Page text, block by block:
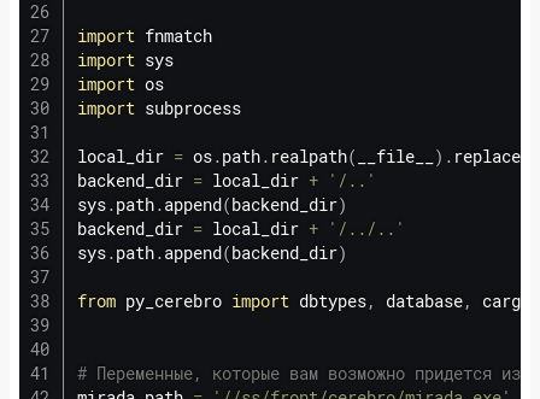
import
import
import
import subprocess
local_dir = os.path. realpath( __file__ ) . replace
backend_dir = local_dir +
'/..'
sys.path.append(backend_dir)
backend_dir = local_dir +
'/../..'
sys.path.append(backend_dir)
from py_cerebro import dbtypes, database,
# Переменные, которые вам возможно придется